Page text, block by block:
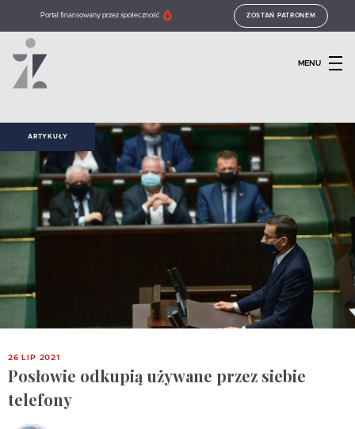
Portal finansowany przez społeczność ZOSTAŃ PATRONEM
MENU
ARTYKUŁY
26 LIP 2021
Posłowie odkupią używane przez siebie
telefony